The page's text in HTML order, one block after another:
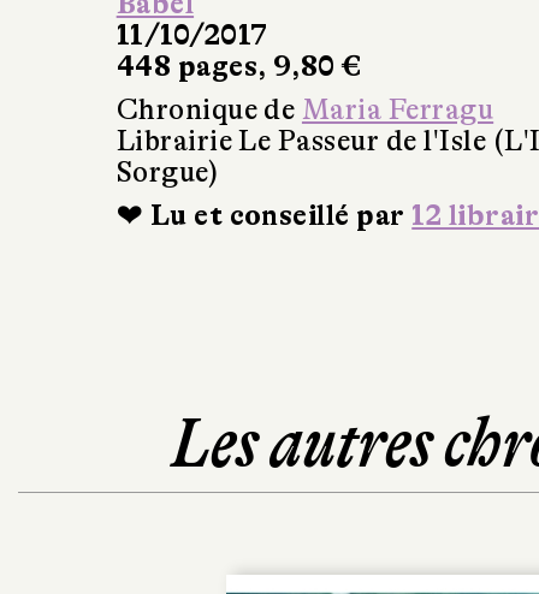
11/10/2017
448 pages, 9,80 €
Chronique de Maria Ferragu
Librairie Le Passeur de l'Isle
Sorgue)
❤ Lu et conseillé par 12
Les autres